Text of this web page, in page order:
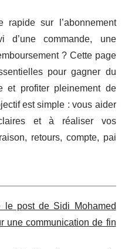
rapide sur l’abonnement
d’une commande, une
? Cette page
pour gagner du
et profiter pleinement de
est simple : vous aider
et à réaliser vos
retours, compte, pai
post de Sidi Mohamed
une communication de fin